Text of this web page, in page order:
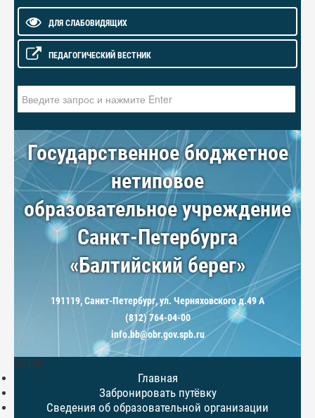
ДЛЯ СЛАБОВИДЯЩИХ
ПЕДАГОГИЧЕСКИЙ ВЕСТНИК
Государственное бюджетное
нетиповое
образовательное учреждение
Санкт-Петербурга
«Балтийский берег»
191119, Санкт-Петербург, ул. Черняховского д.49 А
(812) 764-04-00
info.bb@obr.gov.spb.ru
МЕНЮ
Главная
Забронировать путёвку
Сведения об образовательной организации